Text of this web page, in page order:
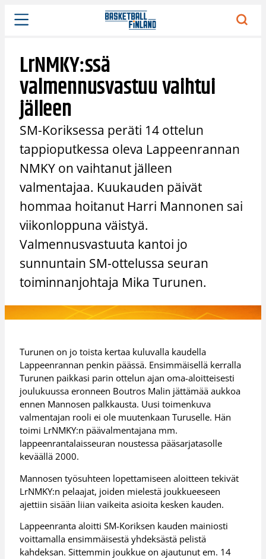
Siirry
sisältöön
LrNMKY:ssä
valmennusvastuu vaihtui
jälleen
SM-Koriksessa peräti 14 ottelun
tappioputkessa oleva Lappeenrannan
NMKY on vaihtanut jälleen
valmentajaa. Kuukauden päivät
hommaa hoitanut Harri Mannonen sai
viikonloppuna väistyä.
Valmennusvastuuta kantoi jo
sunnuntain SM-ottelussa seuran
toiminnanjohtaja Mika Turunen.
Turunen on jo toista kertaa kuluvalla kaudella
Lappeenrannan penkin päässä. Ensimmäisellä kerralla
Turunen paikkasi parin ottelun ajan oma-aloitteisesti
joulukuussa eronneen Boutros Malin jättämää aukkoa
ennen Mannosen palkkausta. Uusi toimenkuva
valmentajan rooli ei ole muutenkaan Turuselle. Hän
toimi LrNMKY:n päävalmentajana mm.
lappeenrantalaisseuran noustessa pääsarjatasolle
keväällä 2000.
Mannosen työsuhteen lopettamiseen aloitteen tekivät
LrNMKY:n pelaajat, joiden mielestä joukkueeseen
ajettiin sisään liian vaikeita asioita kesken kauden.
Lappeenranta aloitti SM-Koriksen kauden mainiosti
voittamalla ensimmäisestä yhdeksästä pelistä
kahdeksan. Sittemmin joukkue on ajautunut em. 14